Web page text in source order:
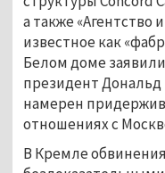
а также «Агентство
известное как
Белом доме
президент
намерен
отношениях с
В Кремле